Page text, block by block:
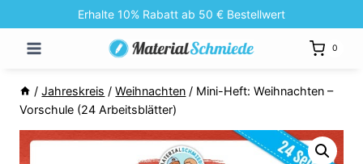
Inhalt
springen
Erhalte 10% Rabatt ab 50 € Bestellwert
0
/ Jahreskreis / Weihnachten / Mini-Heft: Weihnachten –
Vorschule (24 Arbeitsblätter)